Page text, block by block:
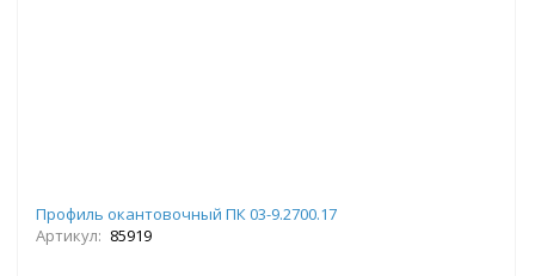
Профиль окантовочный ПК 03-9.2700.17
Артикул: 85919